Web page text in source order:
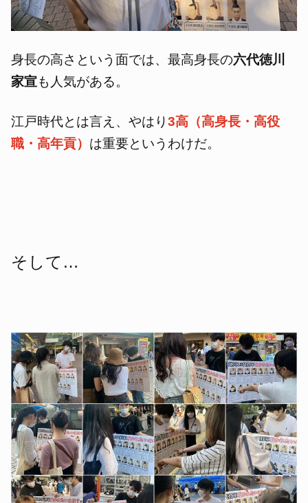
身長の高さという面では、最高身長の六代徳川
家宣も人気がある。
江戸時代とは言え、やはり3高（高身長・高役
職・高年貢） は重要というわけだ。
そして…